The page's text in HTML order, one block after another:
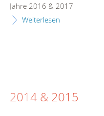
Jahre 2016 & 2017
Weiterlesen
2014 & 2015